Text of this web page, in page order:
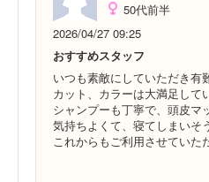
50代前半
2026/04/27 09:25
おすすめスタッフ
いつも素敵にしていただき有
カット、カラーは大満足して
シャンプーも丁寧で、頭皮マ
気持ちよくて、寝てしまいそ
これからもご利用させていた